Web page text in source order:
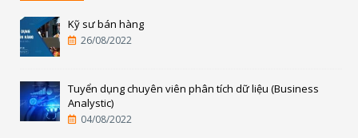
Kỹ sư bán hàng
26/08/2022
Tuyển dụng chuyên viên phân tích dữ liệu (Business
Analystic)
04/08/2022